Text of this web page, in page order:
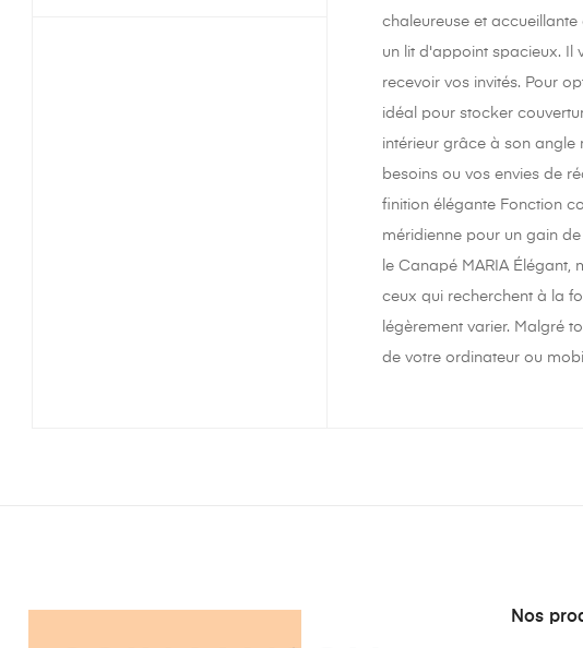
chaleureuse et
un lit d'appoint spacieux. Il
recevoir vos invités. Pour
idéal pour stocker
intérieur grâce à son angle
besoins ou vos envies de
finition élégante Fonction
méridienne pour un gain
le Canapé MARIA
ceux qui recherchent à la
légèrement varier. Malgré
de votre ordinateur ou
Nos